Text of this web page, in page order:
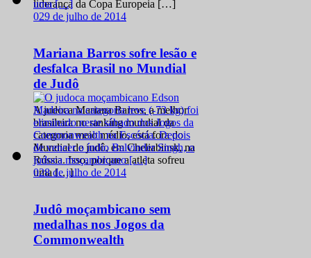
liderança da Copa Europeia […]
029 de julho de 2014
Mariana Barros sofre lesão e
desfalca Brasil no Mundial
de Judô
A judoca Mariana Barros, a melhor
brasileira no ranking mundial da
categoria meio médio, está fora do
Mundial de judô, em Cheliabinsk, na
Rússia. Isso, porque a atleta sofreu
uma […]
028 de julho de 2014
Judô moçambicano sem
medalhas nos Jogos da
Commonwealth